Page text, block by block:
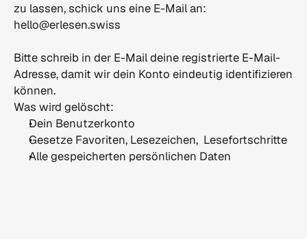
zu lassen, schick uns eine E-Mail an:
hello@erlesen.swiss
Bitte schreib in der E-Mail deine registrierte E-Mail-
Adresse, damit wir dein Konto eindeutig identifizieren
können.
Was wird gelöscht:
Dein Benutzerkonto
Gesetze Favoriten, Lesezeichen,  Lesefortschritte
Alle gespeicherten persönlichen Daten